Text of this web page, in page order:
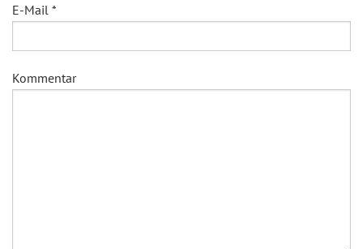
E-Mail *
Kommentar